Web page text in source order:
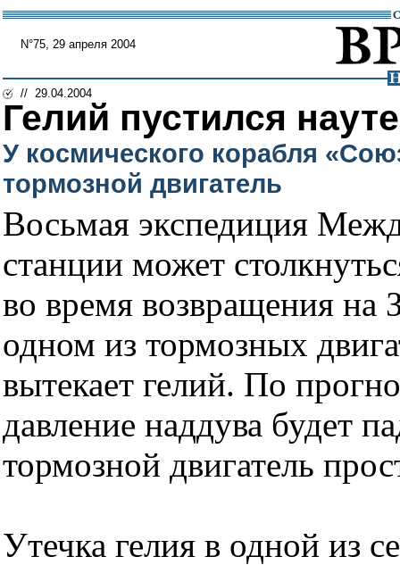
N°75, 29 апреля 2004
// 29.04.2004
Гелий пустился
У космического корабля
тормозной двигатель
Восьмая экспедиция
станции может
во время возвращения на
одном из тормозных
вытекает гелий. По
давление наддува будет
тормозной двигатель
Утечка гелия в одной из